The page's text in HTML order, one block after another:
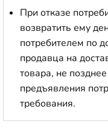
При отказе
возвратить ему
потребителем по
продавца на
товара, не
предъявления
требования.